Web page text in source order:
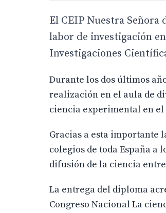
El CEIP Nuestra Señora
labor de investigación
Investigaciones
Durante los dos últimos
realización en el aula de
ciencia experimental en el
Gracias a esta importante
colegios de toda España a
difusión de la ciencia
La entrega del diploma
Congreso Nacional La